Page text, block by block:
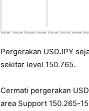
Pergerakan USDJPY
sekitar level 150.765.
Cermati pergerakan
area Support 150.265-